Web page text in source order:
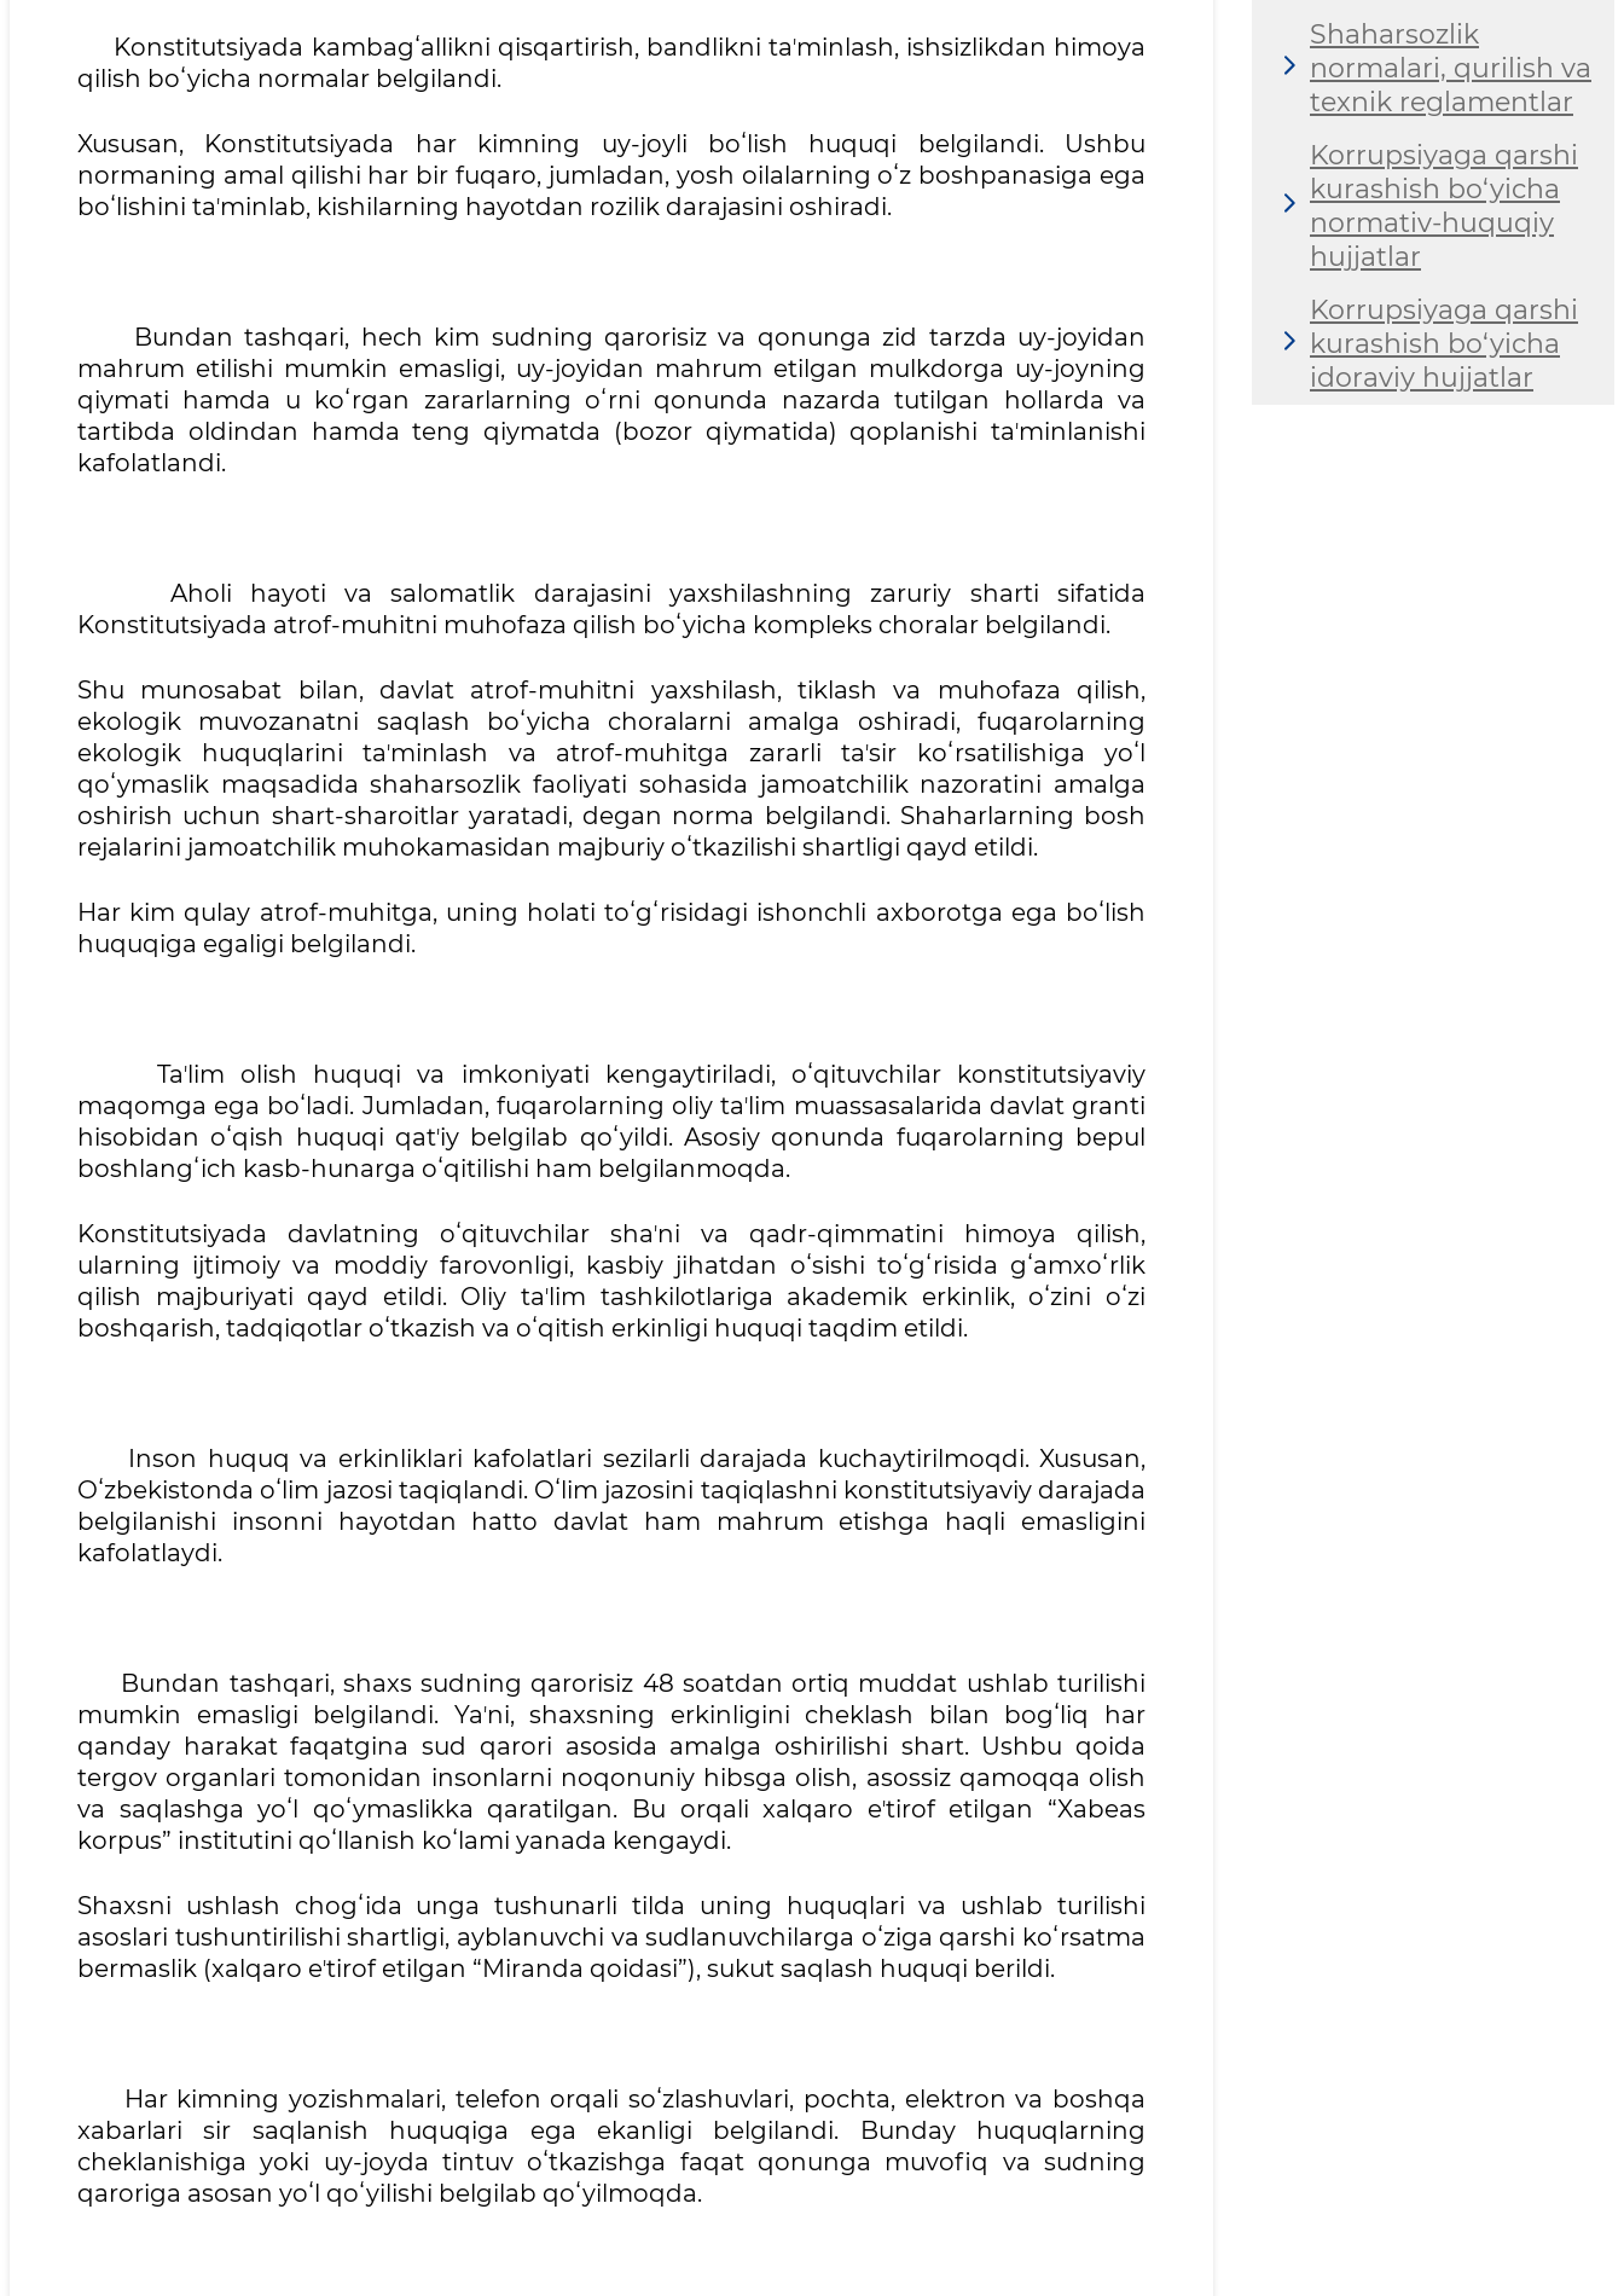
Konstitutsiyada kambagʻallikni qisqartirish, bandlikni taʼminlash, ishsizlikdan himoya
qilish boʻyicha normalar belgilandi.
Xususan, Konstitutsiyada har kimning uy-joyli boʻlish huquqi belgilandi. Ushbu
normaning amal qilishi har bir fuqaro, jumladan, yosh oilalarning oʻz boshpanasiga ega
boʻlishini taʼminlab, kishilarning hayotdan rozilik darajasini oshiradi.
Bundan tashqari, hech kim sudning qarorisiz va qonunga zid tarzda uy-joyidan
mahrum etilishi mumkin emasligi, uy-joyidan mahrum etilgan mulkdorga uy-joyning
qiymati hamda u koʻrgan zararlarning oʻrni qonunda nazarda tutilgan hollarda va
tartibda oldindan hamda teng qiymatda (bozor qiymatida) qoplanishi taʼminlanishi
kafolatlandi.
Aholi hayoti va salomatlik darajasini yaxshilashning zaruriy sharti sifatida
Konstitutsiyada atrof-muhitni muhofaza qilish boʻyicha kompleks choralar belgilandi.
Shu munosabat bilan, davlat atrof-muhitni yaxshilash, tiklash va muhofaza qilish,
ekologik muvozanatni saqlash boʻyicha choralarni amalga oshiradi, fuqarolarning
ekologik huquqlarini taʼminlash va atrof-muhitga zararli taʼsir koʻrsatilishiga yoʻl
qoʻymaslik maqsadida shaharsozlik faoliyati sohasida jamoatchilik nazoratini amalga
oshirish uchun shart-sharoitlar yaratadi, degan norma belgilandi. Shaharlarning bosh
rejalarini jamoatchilik muhokamasidan majburiy oʻtkazilishi shartligi qayd etildi.
Har kim qulay atrof-muhitga, uning holati toʻgʻrisidagi ishonchli axborotga ega boʻlish
huquqiga egaligi belgilandi.
Taʼlim olish huquqi va imkoniyati kengaytiriladi, oʻqituvchilar konstitutsiyaviy
maqomga ega boʻladi. Jumladan, fuqarolarning oliy taʼlim muassasalarida davlat granti
hisobidan oʻqish huquqi qatʼiy belgilab qoʻyildi. Asosiy qonunda fuqarolarning bepul
boshlangʻich kasb-hunarga oʻqitilishi ham belgilanmoqda.
Konstitutsiyada davlatning oʻqituvchilar shaʼni va qadr-qimmatini himoya qilish,
ularning ijtimoiy va moddiy farovonligi, kasbiy jihatdan oʻsishi toʻgʻrisida gʻamxoʻrlik
qilish majburiyati qayd etildi. Oliy taʼlim tashkilotlariga akademik erkinlik, oʻzini oʻzi
boshqarish, tadqiqotlar oʻtkazish va oʻqitish erkinligi huquqi taqdim etildi.
Inson huquq va erkinliklari kafolatlari sezilarli darajada kuchaytirilmoqdi. Xususan,
Oʻzbekistonda oʻlim jazosi taqiqlandi. Oʻlim jazosini taqiqlashni konstitutsiyaviy darajada
belgilanishi insonni hayotdan hatto davlat ham mahrum etishga haqli emasligini
kafolatlaydi.
Bundan tashqari, shaxs sudning qarorisiz 48 soatdan ortiq muddat ushlab turilishi
mumkin emasligi belgilandi. Yaʼni, shaxsning erkinligini cheklash bilan bogʻliq har
qanday harakat faqatgina sud qarori asosida amalga oshirilishi shart. Ushbu qoida
tergov organlari tomonidan insonlarni noqonuniy hibsga olish, asossiz qamoqqa olish
va saqlashga yoʻl qoʻymaslikka qaratilgan. Bu orqali xalqaro eʼtirof etilgan “Xabeas
korpus” institutini qoʻllanish koʻlami yanada kengaydi.
Shaxsni ushlash chogʻida unga tushunarli tilda uning huquqlari va ushlab turilishi
asoslari tushuntirilishi shartligi, ayblanuvchi va sudlanuvchilarga oʻziga qarshi koʻrsatma
bermaslik (xalqaro eʼtirof etilgan “Miranda qoidasi”), sukut saqlash huquqi berildi.
Har kimning yozishmalari, telefon orqali soʻzlashuvlari, pochta, elektron va boshqa
xabarlari sir saqlanish huquqiga ega ekanligi belgilandi. Bunday huquqlarning
cheklanishiga yoki uy-joyda tintuv oʻtkazishga faqat qonunga muvofiq va sudning
qaroriga asosan yoʻl qoʻyilishi belgilab qoʻyilmoqda.
Shaharsozlik
normalari, qurilish va
texnik reglamentlar
Korrupsiyaga qarshi
kurashish bo‘yicha
normativ-huquqiy
hujjatlar
Korrupsiyaga qarshi
kurashish bo‘yicha
idoraviy hujjatlar